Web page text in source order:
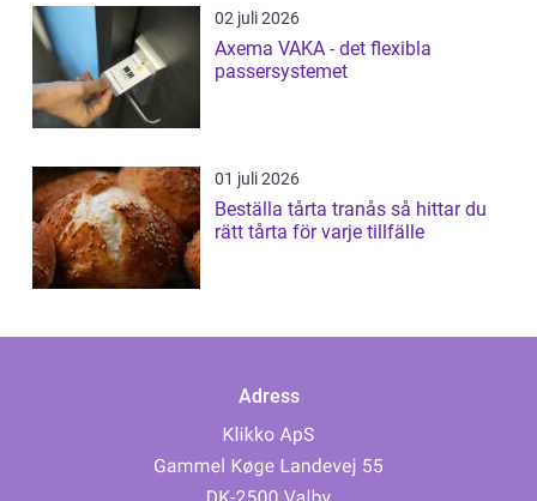
02 juli 2026
Axema VAKA - det flexibla
passersystemet
01 juli 2026
Beställa tårta tranås så hittar du
rätt tårta för varje tillfälle
Adress